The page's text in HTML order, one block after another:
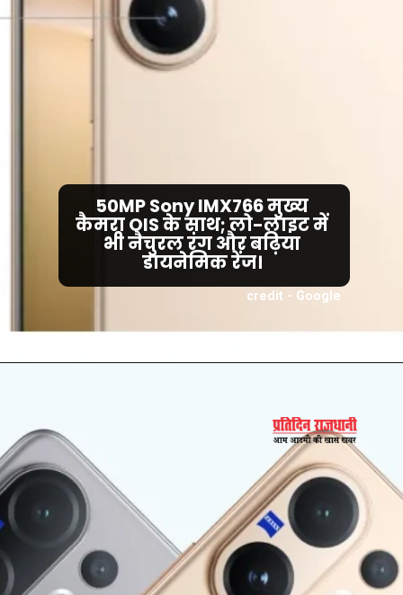
credit - Google
50MP Sony IMX766 मुख्य
कैमरा OIS के साथ; लो-लाइट में
भी नैचुरल रंग और बढ़िया
डायनेमिक रेंज।